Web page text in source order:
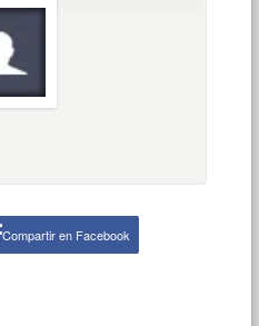
Compartir en Facebook